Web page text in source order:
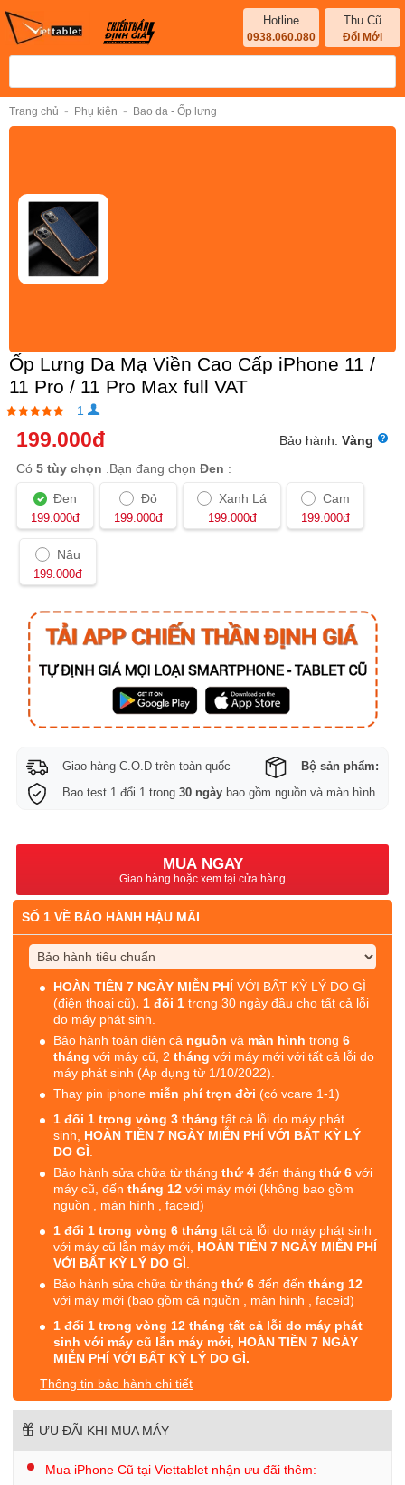
Hotline
0938.060.080
Thu Cũ
Đổi Mới
Trang chủ - Phụ kiện - Bao da - Ốp lưng
Ốp Lưng Da Mạ Viền Cao Cấp iPhone 11 /
11 Pro / 11 Pro Max full VAT
1
199.000đ Bảo hành: Vàng
Có5 tùy chọn .Bạn đang chọnĐen :
Đen
199.000đ
Đỏ
199.000đ
Xanh Lá
199.000đ
Cam
199.000đ
Nâu
199.000đ
Giao hàng C.O.D trên toàn quốc
Bộ sản phẩm:
Bao test 1 đổi 1 trong30 ngày bao gồm nguồn và màn hình
MUA NGAY
Giao hàng hoặc xem tại cửa hàng
SỐ 1 VỀ BẢO HÀNH HẬU MÃI
HOÀN TIỀN 7 NGÀY MIỄN PHÍ VỚI BẤT KỲ LÝ DO GÌ
(điện thoại cũ). 1 đổi 1 trong 30 ngày đầu cho tất cả lỗi
do máy phát sinh.
Bảo hành toàn diện cả nguồn và màn hình trong6
tháng với máy cũ, 2 tháng với máy mới với tất cả lỗi do
máy phát sinh (Áp dụng từ 1/10/2022).
Thay pin iphone miễn phí trọn đời (có vcare 1-1)
1 đổi 1 trong vòng 3 thángtất cả lỗi do máy phát
sinh, HOÀN TIỀN 7 NGÀY MIỄN PHÍ VỚI BẤT KỲ LÝ
DO GÌ
Bảo hành sửa chữa từ thángthứ 4 đến thángthứ 6 với
máy cũ, đếntháng 12 với máy mới (không bao gồm
nguồn , màn hình , faceid)
1 đổi 1 trong vòng 6 tháng tất cả lỗi do máy phát sinh
với máy cũ lẫn máy mới, HOÀN TIỀN 7 NGÀY MIỄN PHÍ
VỚI BẤT KỲ LÝ DO GÌ
Bảo hành sửa chữa từ thángthứ 6 đến đếntháng 12
với máy mới (bao gồm cả nguồn , màn hình , faceid)
1 đổi 1 trong vòng 12 tháng tất cả lỗi do máy phát
sinh với máy cũ lẫn máy mới, HOÀN TIỀN 7 NGÀY
MIỄN PHÍ VỚI BẤT KỲ LÝ DO GÌ.
Thông tin bảo hành chi tiết
ƯU ĐÃI KHI MUA MÁY
Mua iPhone Cũ tại Viettablet nhận ưu đãi thêm: